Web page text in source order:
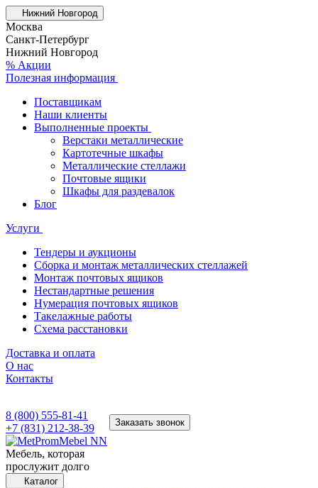
Нижний Новгород
Москва
Санкт-Петербург
Нижний Новгород
% Акции
Полезная информация
Поставщикам
Наши клиенты
Выполненные проекты
Верстаки металлические
Картотечные шкафы
Металлические стеллажи
Почтовые ящики
Шкафы для раздевалок
Блог
Услуги
Тендеры и аукционы
Сборка и монтаж металлических стеллажей
Монтаж почтовых ящиков
Нестандартные решения
Нумерация почтовых ящиков
Такелажные работы
Схема расстановки
Доставка и оплата
О нас
Контакты
8 (800) 555-81-41
+7 (831) 212-38-39
Заказать звонок
Мебель, которая
прослужит долго
Каталог